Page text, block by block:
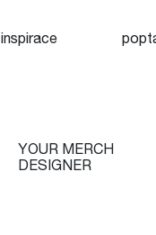
YOUR MERCH
DESIGNER
inspirace